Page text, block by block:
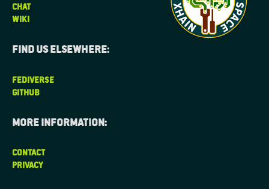
CHAT
WIKI
Find us elsewhere:
FEDIVERSE
GITHUB
More information:
CONTACT
PRIVACY